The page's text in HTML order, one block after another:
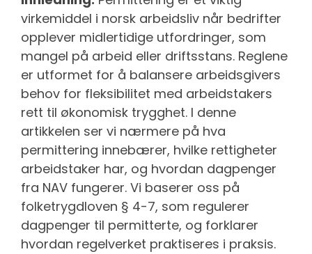
virkemiddel i norsk arbeidsliv når bedrifter
opplever midlertidige utfordringer, som
mangel på arbeid eller driftsstans. Reglene
er utformet for å balansere arbeidsgivers
behov for fleksibilitet med arbeidstakers
rett til økonomisk trygghet. I denne
artikkelen ser vi nærmere på hva
permittering innebærer, hvilke rettigheter
arbeidstaker har, og hvordan dagpenger
fra NAV fungerer. Vi baserer oss på
folketrygdloven § 4-7, som regulerer
dagpenger til permitterte, og forklarer
hvordan regelverket praktiseres i praksis.